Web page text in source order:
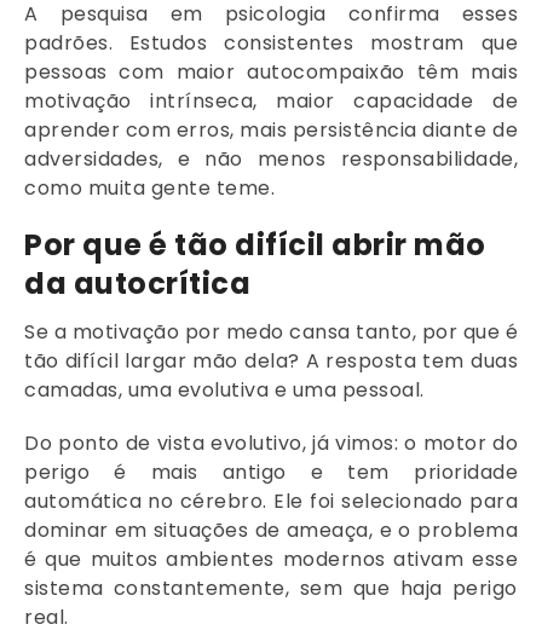
A pesquisa em psicologia confirma esses
padrões. Estudos consistentes mostram que
pessoas com maior autocompaixão têm mais
motivação intrínseca, maior capacidade de
aprender com erros, mais persistência diante de
adversidades, e não menos responsabilidade,
como muita gente teme.
Por que é tão difícil abrir mão
da autocrítica
Se a motivação por medo cansa tanto, por que é
tão difícil largar mão dela? A resposta tem duas
camadas, uma evolutiva e uma pessoal.
Do ponto de vista evolutivo, já vimos: o motor do
perigo é mais antigo e tem prioridade
automática no cérebro. Ele foi selecionado para
dominar em situações de ameaça, e o problema
é que muitos ambientes modernos ativam esse
sistema constantemente, sem que haja perigo
real.